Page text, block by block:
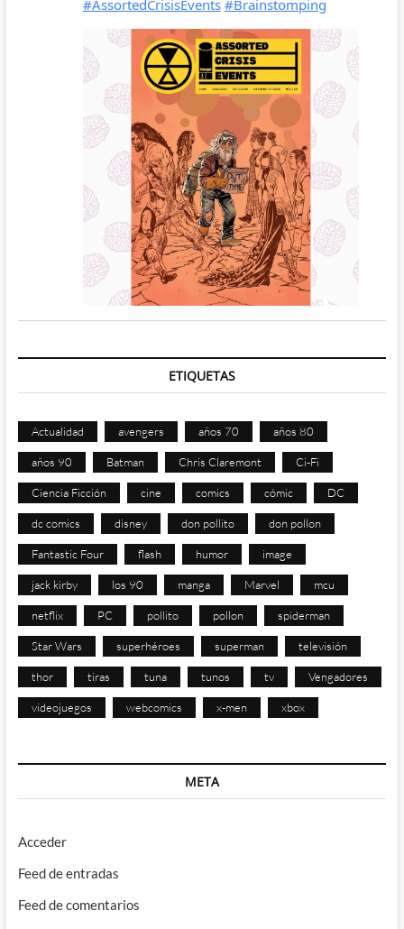
ETIQUETAS
Actualidad avengers años 70 años 80
años 90 Batman Chris Claremont Ci-Fi
Ciencia Ficción cine comics cómic DC
dc comics disney don pollito don pollon
Fantastic Four flash humor image
jack kirby los 90 manga Marvel mcu
netflix PC pollito pollon spiderman
Star Wars superhéroes superman televisión
thor tiras tuna tunos tv Vengadores
videojuegos webcomics x-men xbox
META
Acceder
Feed de entradas
Feed de comentarios